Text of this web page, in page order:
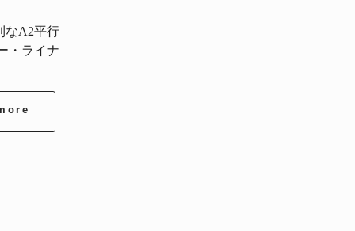
なA2平行
・ライナ